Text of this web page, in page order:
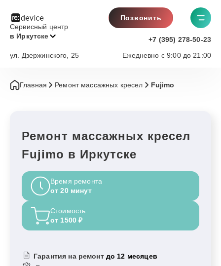
Сервисный центр
в Иркутске
Позвонить
+7 (395) 278-50-23
Ежедневно с 9:00 до 21:00
ул. Дзержинского, 25
Главная Ремонт массажных кресел Fujimo
Ремонт массажных кресел
Fujimo в Иркутске
Время ремонта
от 20 минут
Стоимость
от 1500 ₽
Гарантия на ремонт до 12 месяцев